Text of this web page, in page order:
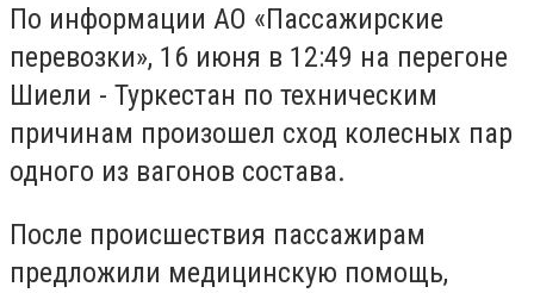
По информации АО «Пассажирские
перевозки», 16 июня в 12:49 на перегоне
Шиели - Туркестан по техническим
причинам произошел сход колесных пар
одного из вагонов состава.
После происшествия пассажирам
предложили медицинскую помощь,